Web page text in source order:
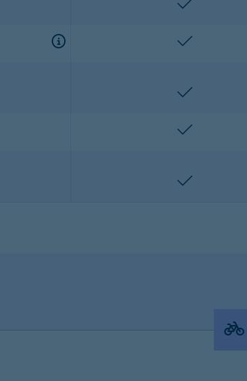
enthalten
enthalten
enthalten
enthalten
enthalten